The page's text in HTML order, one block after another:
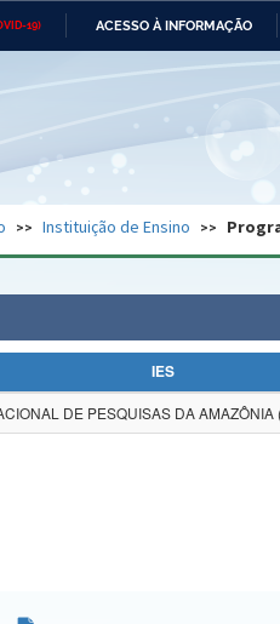
19) ACESSO À INFORMAÇÃO
Ministério das Relações
e
Banco Central do Brasil
Instituição de Ensino
IES
DE PESQUISAS DA AMAZÔNIA